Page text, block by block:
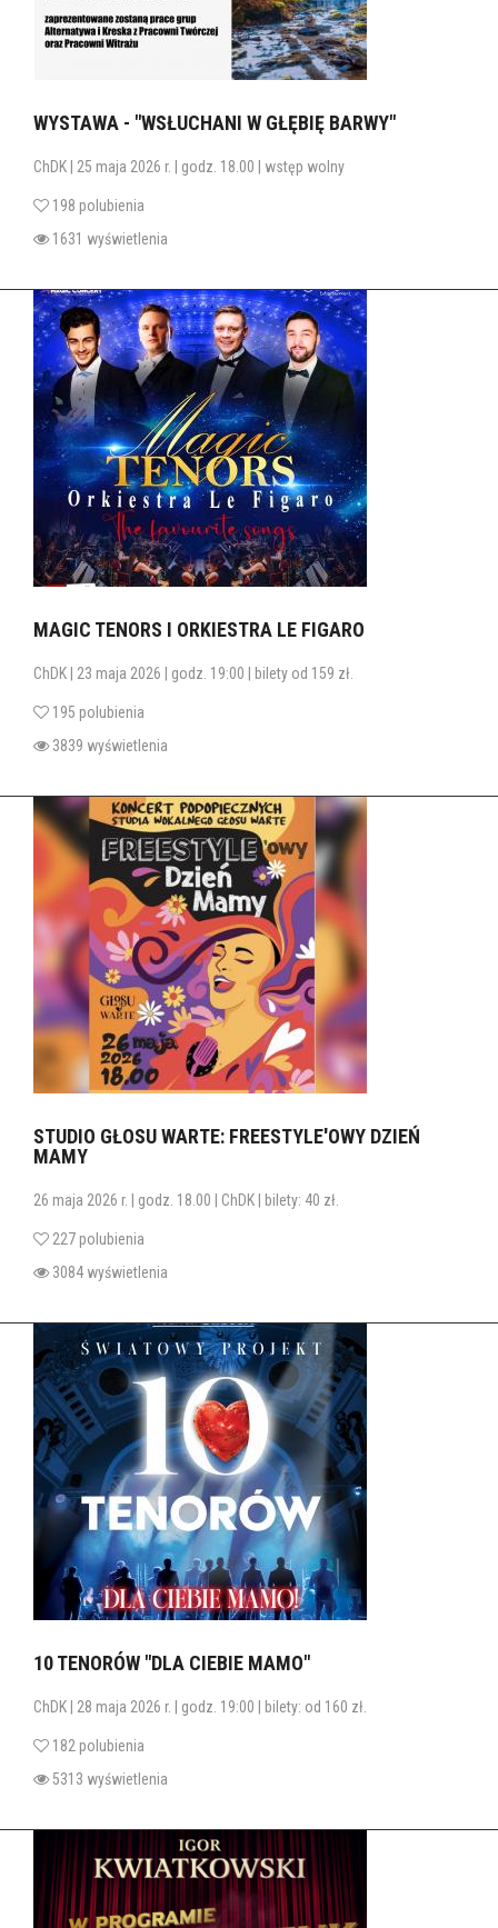
WYSTAWA - "WSŁUCHANI W GŁĘBIĘ BARWY"
ChDK | 25 maja 2026 r. | godz. 18.00 | wstęp wolny
198 polubienia
1631 wyświetlenia
MAGIC TENORS I ORKIESTRA LE FIGARO
ChDK | 23 maja 2026 | godz. 19:00 | bilety od 159 zł.
195 polubienia
3839 wyświetlenia
STUDIO GŁOSU WARTE: FREESTYLE'OWY DZIEŃ
MAMY
26 maja 2026 r. | godz. 18.00 | ChDK | bilety: 40 zł.
227 polubienia
3084 wyświetlenia
10 TENORÓW "DLA CIEBIE MAMO"
ChDK | 28 maja 2026 r. | godz. 19:00 | bilety: od 160 zł.
182 polubienia
5313 wyświetlenia